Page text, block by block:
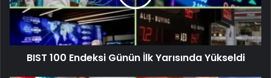
BIST 100 Endeksi Günün İlk Yarısında Yükseldi